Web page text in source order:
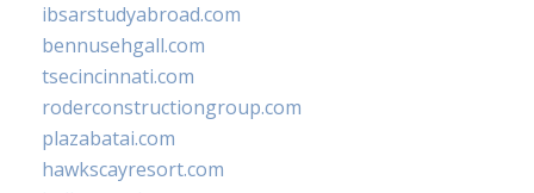
ibsarstudyabroad.com
bennusehgall.com
tsecincinnati.com
roderconstructiongroup.com
plazabatai.com
hawkscayresort.com